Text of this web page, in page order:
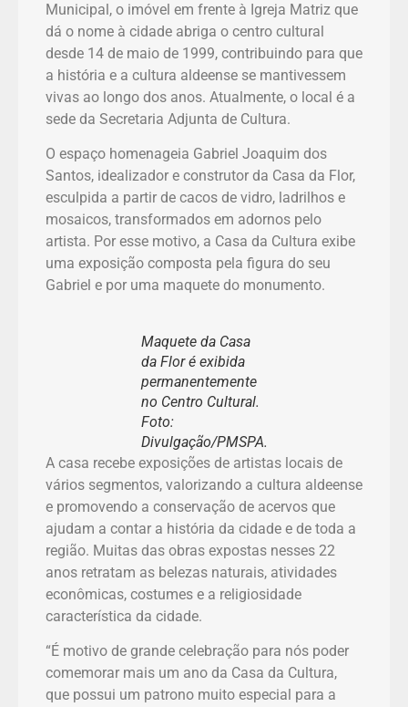
Municipal, o imóvel em frente à Igreja Matriz que
dá o nome à cidade abriga o centro cultural
desde 14 de maio de 1999, contribuindo para que
a história e a cultura aldeense se mantivessem
vivas ao longo dos anos. Atualmente, o local é a
sede da Secretaria Adjunta de Cultura.
O espaço homenageia Gabriel Joaquim dos
Santos, idealizador e construtor da Casa da Flor,
esculpida a partir de cacos de vidro, ladrilhos e
mosaicos, transformados em adornos pelo
artista. Por esse motivo, a Casa da Cultura exibe
uma exposição composta pela figura do seu
Gabriel e por uma maquete do monumento.
Maquete da Casa
da Flor é exibida
permanentemente
no Centro Cultural.
Foto:
Divulgação/PMSPA.
A casa recebe exposições de artistas locais de
vários segmentos, valorizando a cultura aldeense
e promovendo a conservação de acervos que
ajudam a contar a história da cidade e de toda a
região. Muitas das obras expostas nesses 22
anos retratam as belezas naturais, atividades
econômicas, costumes e a religiosidade
característica da cidade.
“É motivo de grande celebração para nós poder
comemorar mais um ano da Casa da Cultura,
que possui um patrono muito especial para a